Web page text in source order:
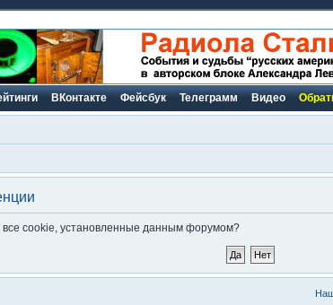
ВКонтакте Фейсбук Телеграмм Видео
все cookie, установленные данным форумом?